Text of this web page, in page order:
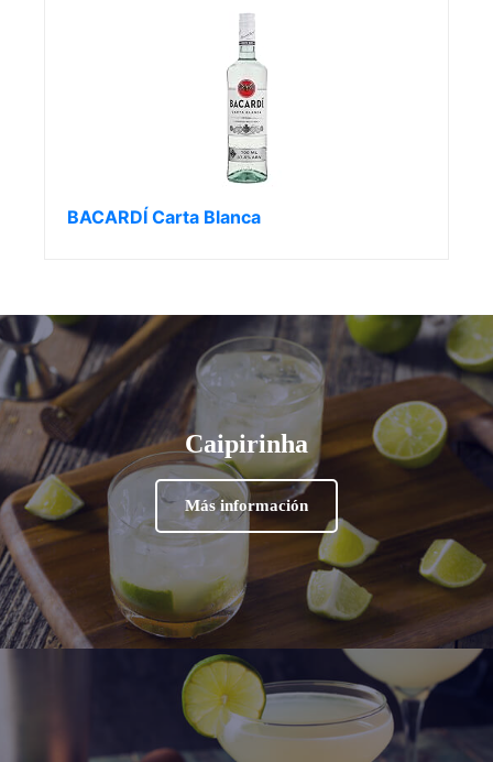
BACARDÍ Carta Blanca
Caipirinha
Más información